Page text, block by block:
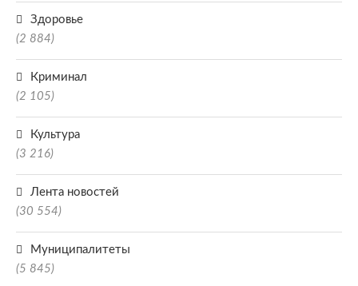
Здоровье
(2 884)
Криминал
(2 105)
Культура
(3 216)
Лента новостей
(30 554)
Муниципалитеты
(5 845)